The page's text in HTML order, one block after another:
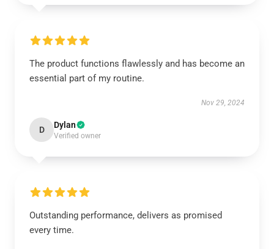
The product functions flawlessly and has become an
essential part of my routine.
Nov 29, 2024
D Dylan
Verified owner
Outstanding performance, delivers as promised
every time.